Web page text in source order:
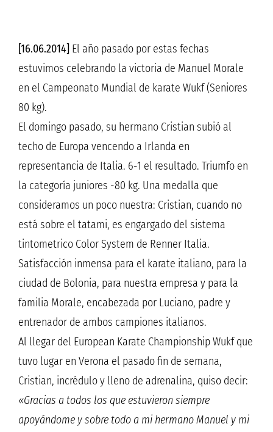
[16.06.2014] El año pasado por estas fechas
estuvimos celebrando la victoria de Manuel Morale
en el Campeonato Mundial de karate Wukf (Seniores
80 kg).
El domingo pasado, su hermano Cristian subió al
techo de Europa vencendo a Irlanda en
representancia de Italia. 6-1 el resultado. Triumfo en
la categoría juniores -80 kg. Una medalla que
consideramos un poco nuestra: Cristian, cuando no
está sobre el tatami, es engargado del sistema
tintometrico Color System de Renner Italia.
Satisfacción inmensa para el karate italiano, para la
ciudad de Bolonia, para nuestra empresa y para la
familia Morale, encabezada por Luciano, padre y
entrenador de ambos campiones italianos.
Al llegar del European Karate Championship Wukf que
tuvo lugar en Verona el pasado fin de semana,
Cristian, incrédulo y lleno de adrenalina, quiso decir:
«Gracias a todos los que estuvieron siempre
apoyándome y sobre todo a mi hermano Manuel y mi